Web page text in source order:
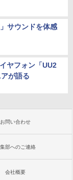
サウンドを体感
ヤフォン「UU2
が語る
お問い合わせ
部へのご連絡
会社概要